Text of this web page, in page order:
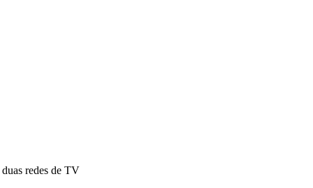
redes de TV